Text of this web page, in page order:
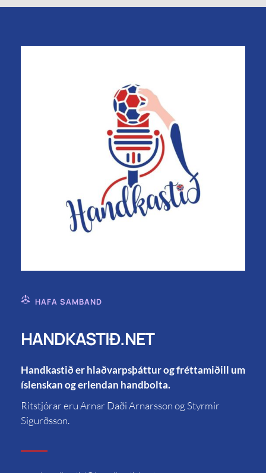
HAFA SAMBAND
HANDKASTIÐ.NET
Handkastið er hlaðvarpsþáttur og fréttamiðill um
íslenskan og erlendan handbolta.
Ritstjórar eru Arnar Daði Arnarsson og Styrmir
Sigurðsson.